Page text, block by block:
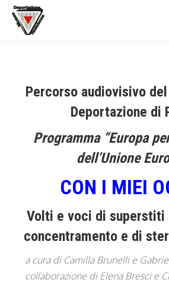
Percorso audiovisivo
Deportazione di
Programma “Europa
dell’Unione
CON I MIEI
Volti e voci di superstiti
concentramento e di
a cura di Camilla Brunelli e
collaborazione di Elena Bresci e